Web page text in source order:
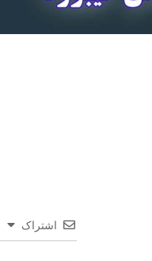
اشتراک